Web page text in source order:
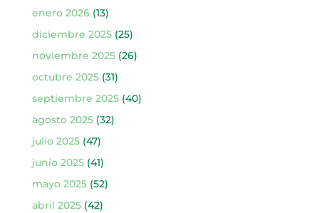
enero 2026(13)
diciembre 2025(25)
noviembre 2025(26)
octubre 2025(31)
septiembre 2025(40)
agosto 2025(32)
julio 2025(47)
junio 2025(41)
mayo 2025(52)
abril 2025(42)